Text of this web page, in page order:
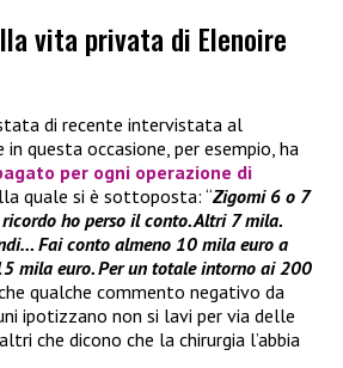
vita privata di Elenoire
di recente intervistata al
in questa occasione, per esempio, ha
per ogni operazione di
quale si è sottoposta: “Zigomi 6 o 7
ho perso il conto. Altri 7 mila.
Fai conto almeno 10 mila euro a
mila euro. Per un totale intorno ai 200
qualche commento negativo da
ipotizzano non si lavi per via delle
che dicono che la chirurgia l’abbia